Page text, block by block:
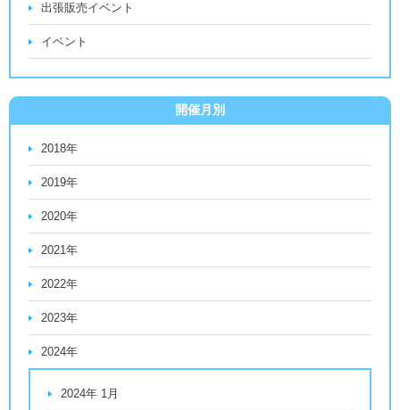
出張販売イベント
イベント
開催月別
2018年
2019年
2020年
2021年
2022年
2023年
2024年
2024年 1月